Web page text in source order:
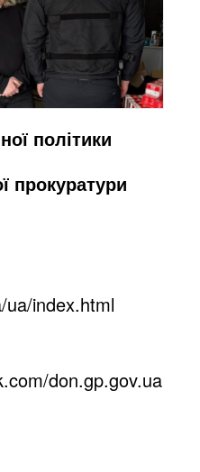
політики
прокуратури
index.html
don.gp.gov.ua